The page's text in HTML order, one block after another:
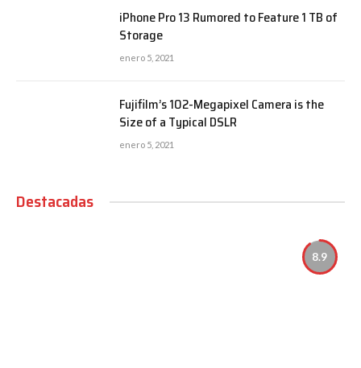
iPhone Pro 13 Rumored to Feature 1 TB of
Storage
enero 5, 2021
Fujifilm’s 102-Megapixel Camera is the
Size of a Typical DSLR
enero 5, 2021
Destacadas
8.9